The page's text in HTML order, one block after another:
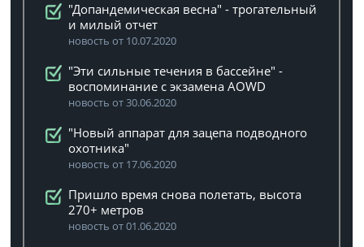
"Допандемическая весна" - трогательный
и милый отчет
новость от 10.07.2020
"Эти сильные течения в бассейне" -
воспоминание с экзамена AOWD
новость от 30.06.2020
"Новый аппарат для зацепа подводного
охотника"
новость от 17.06.2020
Пришло время снова полетать, высота
270+ метров
новость от 01.06.2020